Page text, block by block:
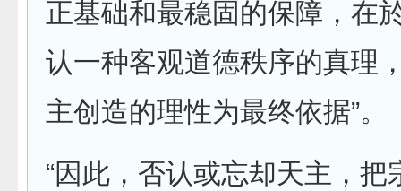
正基础和最稳固的保障，在
认一种客观道德秩序的真理
主创造的理性为最终依据”。
“因此，否认或忘却天主，把